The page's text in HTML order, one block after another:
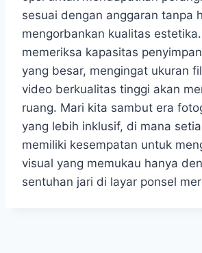
sesuai dengan anggaran tanpa
mengorbankan kualitas
memeriksa kapasitas
yang besar, mengingat ukuran
video berkualitas tinggi akan
ruang. Mari kita sambut era
yang lebih inklusif, di mana
memiliki kesempatan untuk
visual yang memukau hanya
sentuhan jari di layar ponsel